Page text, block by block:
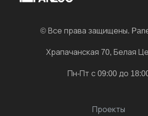
© Все права защищены.
Храпачанская 70, Белая
Пн-Пт с 09:00 до
Проекты